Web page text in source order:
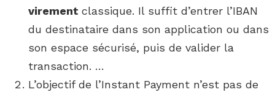
virement classique. Il suffit d’entrer l’IBAN
du destinataire dans son application ou dans
son espace sécurisé, puis de valider la
transaction. …
L’objectif de l’Instant Payment n’est pas de